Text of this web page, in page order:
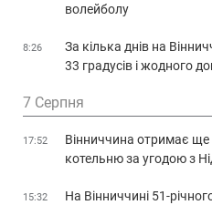
волейболу
8:26
За кілька днів на
33 градусів і жодного
7 Серпня
17:52
Вінниччина отримає ще
котельню за угодою з
15:32
На Вінниччині 51-